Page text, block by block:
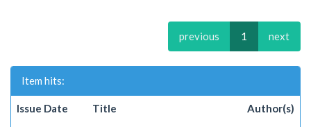
previous 1 next
Item hits:
Issue Date Title Author(s)